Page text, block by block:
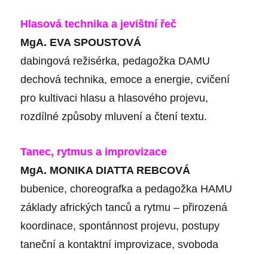
Hlasová technika a jevištní řeč
MgA. EVA SPOUSTOVÁ
dabingová režisérka, pedagožka DAMU
dechová technika, emoce a energie, cvičení
pro kultivaci hlasu a hlasového projevu,
rozdílné způsoby mluvení a čtení textu.
Tanec, rytmus a improvizace
MgA. MONIKA DIATTA REBCOVÁ
bubenice, choreografka a pedagožka HAMU
základy afrických tanců a rytmu – přirozená
koordinace, spontánnost projevu, postupy
taneční a kontaktní improvizace, svoboda